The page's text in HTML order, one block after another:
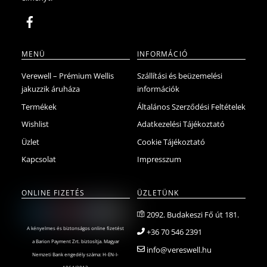
MENÜ
Verewell – Prémium Wellis
jakuzzik áruháza
Termékek
Wishlist
Üzlet
Kapcsolat
INFORMÁCIÓ
Szállítási és beüzemelési
információk
Általános Szerződési Feltételek
Adatkezelési Tájékoztató
Cookie Tájékoztató
Impresszum
ONLINE FIZETÉS
A kényelmes és biztonságos online fizetést
a Barion Payment Zrt. biztosítja. Magyar
Nemzeti Bank engedély száma: H-EN-I-
ÜZLETÜNK
2092. Budakeszi Fő út 181.
+36 70 546 2391
info@vereswell.hu